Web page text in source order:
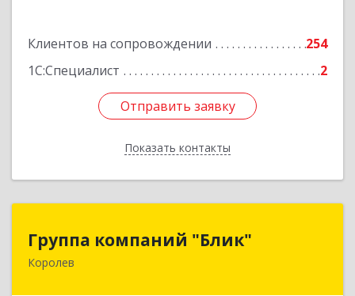
Клиентов на сопровождении
254
1С:Специалист
2
Отправить заявку
Показать контакты
Отправить заявку
Назад
Группа компаний "Блик"
Королев
Группа компаний "Блик"